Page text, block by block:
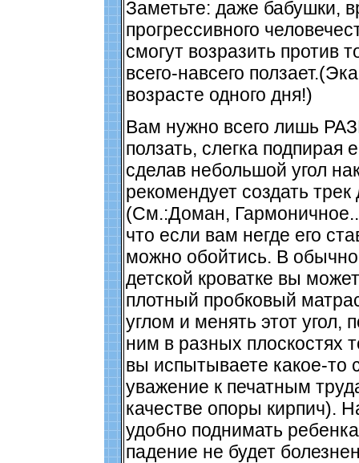
Заметьте: даже бабушки,
прогрессивного
смогут возразить против
всего-навсего
возрасте одного дня!)
Вам нужно всего лишь
ползать, слегка подпирая
сделав небольшой угол
рекомендует создать трек
(См.:Доман,
что если вам негде его
можно обойтись. В
детской кроватке вы
плотный пробковый
углом и менять этот угол,
ним в разных плоскостях
вы испытываете какое-то
уважение к печатным
качестве опоры кирпич).
удобно поднимать
падение не будет